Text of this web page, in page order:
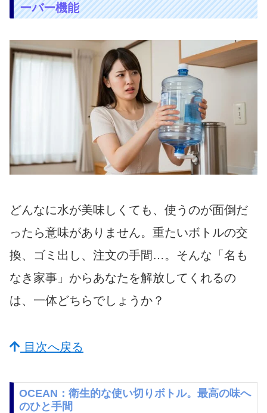
ーバー機能
どんなに水が美味しくても、使うのが面倒だ
ったら意味がありません。重たいボトルの交
換、ゴミ出し、注文の手間…。そんな「名も
なき家事」からあなたを解放してくれるの
は、一体どちらでしょうか？
目次へ戻る
OCEAN：衛生的な使い切りボトル。最高の味へ
のひと手間